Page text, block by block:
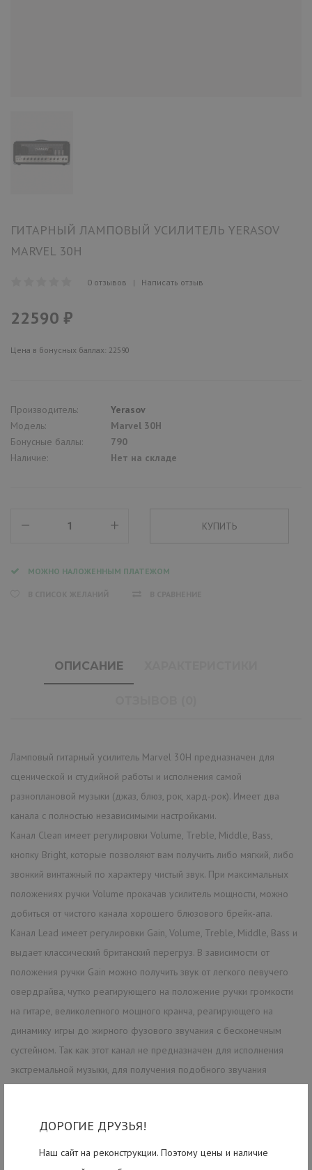
ДОРОГИЕ ДРУЗЬЯ!
Наш сайт на реконструкции. Поэтому цены и наличие
ГИТАРНЫЙ ЛАМПОВЫЙ УСИЛИТЕЛЬ YERASOV
MARVEL 30H
0 отзывов | Написать отзыв
22590 ₽
Цена в бонусных баллах: 22590
Производитель:
Yerasov
Модель:
Marvel 30H
Бонусные баллы:
790
Наличие:
Нет на складе
МОЖНО НАЛОЖЕННЫМ ПЛАТЕЖОМ
ОПИСАНИЕ
Ламповый гитарный усилитель Marvel 30H предназначен для
сценической и студийной работы и исполнения самой
разноплановой музыки (джаз, блюз, рок, хард-рок). Имеет два
канала с полностью независимыми настройками.
Канал Clean имеет регулировки Volume, Treble, Middle, Bass,
кнопку Bright, которые позволяют вам получить либо мягкий, либо
звонкий винтажный по характеру чистый звук. При максимальных
положениях ручки Volume прокачав усилитель мощности, можно
добиться от чистого канала хорошего блюзового брейк-апа.
Канал Lead имеет регулировки Gain, Volume, Treble, Middle, Bass и
выдает классический британский перегруз. В зависимости от
положения ручки Gain можно получить звук от легкого певучего
овердрайва, чутко реагирующего на положение ручки громкости
на гитаре, великолепного мощного кранча, реагирующего на
динамику игры до жирного фузового звучания с бесконечным
сустейном. Так как этот канал не предназначен для исполнения
экстремальной музыки, для получения подобного звучания
для подключения кабинета 1м.